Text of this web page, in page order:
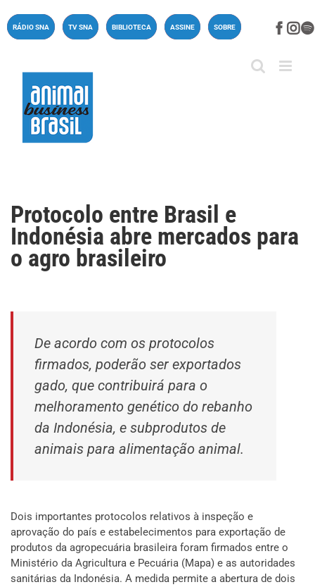
paraRÁDIO SNA TV SNA BIBLIOTECA ASSINE SOBRE
Protocolo entre Brasil e
Indonésia abre mercados para
o agro brasileiro
De acordo com os protocolos
firmados, poderão ser exportados
gado, que contribuirá para o
melhoramento genético do rebanho
da Indonésia, e subprodutos de
animais para alimentação animal.
Dois importantes protocolos relativos à inspeção e
aprovação do país e estabelecimentos para exportação de
produtos da agropecuária brasileira foram firmados entre o
Ministério da Agricultura e Pecuária (Mapa) e as autoridades
sanitárias da Indonésia. A medida permite a abertura de dois